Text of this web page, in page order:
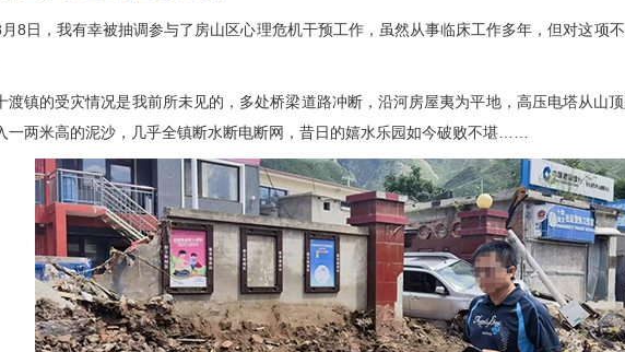
日，我有幸被抽调参与了房山区心理危机干预工作，虽然从事临床工作多年，但对这项
的受灾情况是我前所未见的，多处桥梁道路冲断，沿河房屋夷为平地，高压电塔从山
一两米高的泥沙，几乎全镇断水断电断网，昔日的嬉水乐园如今破败不堪……